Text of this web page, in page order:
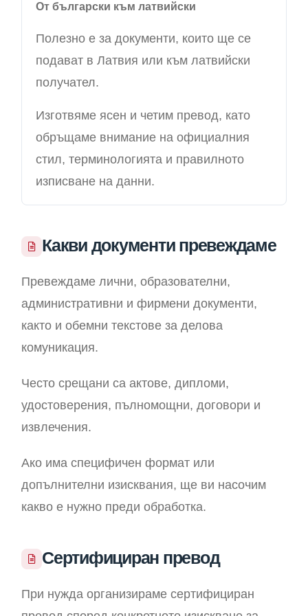
От български към латвийски
Полезно е за документи, които ще се
подават в Латвия или към латвийски
получател.
Изготвяме ясeн и четим превод, като
обръщаме внимание на официалния
стил, терминологията и правилното
изписване на данни.
Какви документи превеждаме
Превеждаме лични, образователни,
административни и фирмени документи,
както и обемни текстове за делова
комуникация.
Често срещани са актове, дипломи,
удостоверения, пълномощни, договори и
извлечения.
Ако има специфичен формат или
допълнителни изисквания, ще ви насочим
какво е нужно преди обработка.
Сертифициран превод
При нужда организираме сертифициран